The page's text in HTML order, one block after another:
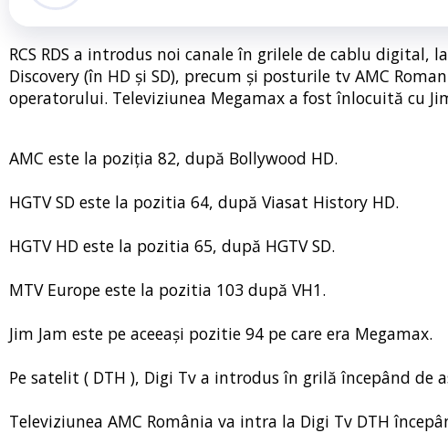
RCS RDS a introdus noi canale în grilele de cablu
Discovery (în HD și SD), precum și posturile tv AMC
operatorului. Televiziunea Megamax a fost înlocuită cu
AMC este la poziția 82, după Bollywood HD.
HGTV SD este la pozitia 64, după Viasat History HD.
HGTV HD este la pozitia 65, după HGTV SD.
MTV Europe este la pozitia 103 după VH1.
Jim Jam este pe aceeași pozitie 94 pe care era Megamax.
Pe satelit ( DTH ), Digi Tv a introdus în grilă începând de
Televiziunea AMC România va intra la Digi Tv DTH